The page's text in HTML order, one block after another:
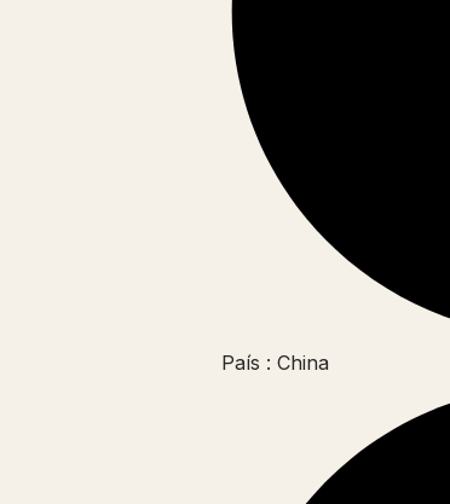
País : China